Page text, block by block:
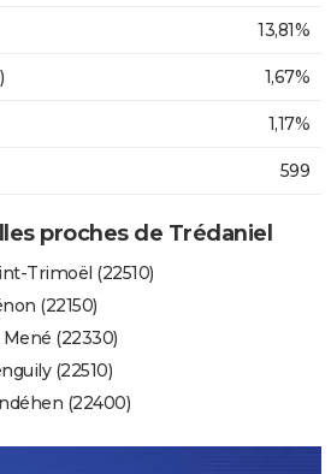
13,81%
1,67%
1,17%
599
proches de Trédaniel
Trimoël (22510)
(22150)
Mené (22330)
(22510)
(22400)